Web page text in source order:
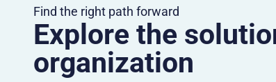
Find the right path forward
Explore the
organization